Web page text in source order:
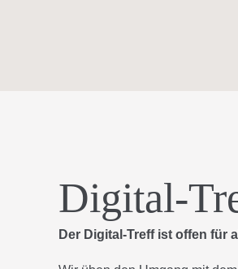
Digital-
Der Digital-Treff ist offen für